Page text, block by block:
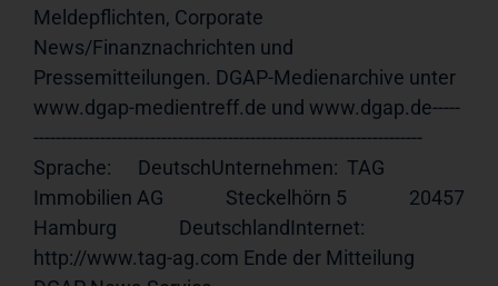
Meldepflichten, Corporate
News/Finanznachrichten und
Pressemitteilungen. DGAP-Medienarchive unter
www.dgap-medientreff.de und www.dgap.de-----
----------------------------------------------------------------------
Sprache:      DeutschUnternehmen:  TAG
Immobilien AG              Steckelhörn 5              20457
Hamburg              DeutschlandInternet:
http://www.tag-ag.com Ende der Mitteilung